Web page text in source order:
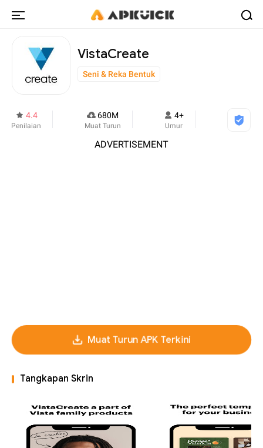
VistaCreate
Seni & Reka Bentuk
4.4
Penilaian
680M
Muat Turun
4+
Umur
ADVERTISEMENT
Muat Turun APK Terkini
Tangkapan Skrin